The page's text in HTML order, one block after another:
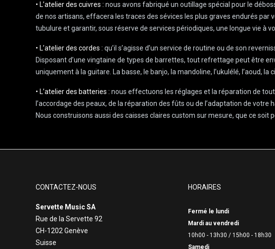
• L’atelier des cuivres : nous avons fabriqué un outillage spécial pour le
de nos artisans, effacera les traces des sévices les plus graves endurés par
tubulure et garantir, sous réserve de services périodiques, une longue vie à
• L’atelier des cordes : qu’il s’agisse d’un service de routine ou de son
Disposant d’une vingtaine de types de barrettes, tout refrettage peut être
uniquement à la guitare. La basse, le banjo, la mandoline, l’ukulélé, l’aoud,
• L’atelier des batteries : nous effectuons les réglages et la réparation de
l’accordage des peaux, de la réparation des fûts ou de l’adaptation de
Nous construisons aussi des caisses claires custom sur mesure, que ce
CONTACTEZ-NOUS
Servette Music SA
Rue de la Servette 92
CH-1202 Genève
Suisse
HORAIRES
Fermé le lundi
Mardi au vendredi
10h00 - 13h30 /15h00 - 18h30
Samedi